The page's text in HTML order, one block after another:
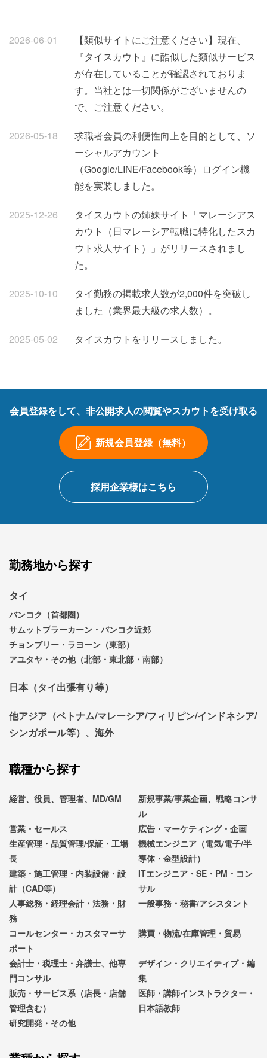
2026-06-01
【類似サイトにご注意ください】現在、
『タイスカウト』に酷似した類似サービス
が存在していることが確認されておりま
す。当社とは一切関係がございませんの
で、ご注意ください。
2026-05-18
求職者会員の利便性向上を目的として、ソ
ーシャルアカウント
（Google/LINE/Facebook等）ログイン機
能を実装しました。
2025-12-26
タイスカウトの姉妹サイト「マレーシアス
カウト（日マレーシア転職に特化したスカ
ウト求人サイト）」がリリースされまし
た。
2025-10-10
タイ勤務の掲載求人数が2,000件を突破し
ました（業界最大級の求人数）。
2025-05-02 タイスカウトをリリースしました。
会員登録をして、非公開求人の閲覧やスカウトを受け取る
新規会員登録（無料）
採用企業様はこちら
勤務地から探す
タイ
バンコク（首都圏）
サムットプラーカーン・バンコク近郊
チョンブリー・ラヨーン（東部）
アユタヤ・その他（北部・東北部・南部）
日本（タイ出張有り等）
他アジア（ベトナム/マレーシア/フィリピン/インドネシア/
シンガポール等）、海外
職種から探す
経営、役員、管理者、MD/GM
新規事業/事業企画、戦略コンサ
ル
営業・セールス
広告・マーケティング・企画
生産管理・品質管理/保証・工場
長
機械エンジニア（電気/電子/半
導体・金型設計）
建築・施工管理・内装設備・設
計（CAD等）
ITエンジニア・SE・PM・コン
サル
人事総務・経理会計・法務・財
務
一般事務・秘書/アシスタント
コールセンター・カスタマーサ
ポート
購買・物流/在庫管理・貿易
会計士・税理士・弁護士、他専
門コンサル
デザイン・クリエイティブ・編
集
販売・サービス系（店長・店舗
管理含む）
医師・講師インストラクター・
日本語教師
研究開発・その他